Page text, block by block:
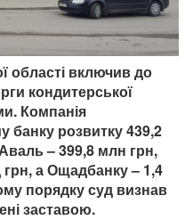
області включив до
кондитерської
Компанія
банку розвитку 439,2
– 399,8 млн грн,
а Ощадбанку – 1,4
порядку суд визнав
заставою.